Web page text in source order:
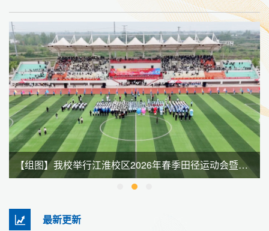
【组图】我校举行江淮校区2026年春季田径运动会暨全民健身大会
最新更新